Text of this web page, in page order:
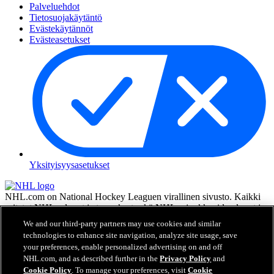
Palveluehdot
Tietosuojakäytäntö
Evästekäytännöt
Evästeasetukset
Yksityisyysasetukset
NHL.com on National Hockey Leaguen virallinen sivusto. Kaikki
esitetyt NHL:n logot ja tunnukset sekä NHL:n joukkueiden logot ja
tunnukset ovat NHL:n ja sen joukkueiden omaisuutta, eikä niitä saa
toisintaa ilman NHL Enterprises, L.P.:n hyväksyntää. © NHL 2026.
Kaikki oikeudet pidätetään. Kaikki NHL-joukkueiden pelaajien
nimillä ja numeroilla varustetut pelipaidat ovat virallisesti NHL:n ja
NHLPA:n lisenssin alla. Zambonin merkki ja Zamboni-jääkoneen
We and our third-party partners may use cookies and similar
technologies to enhance site navigation, analyze site usage, save
your preferences, enable personalized advertising on and off
NHL.com, and as described further in thePrivacy Policy and
Cookie Policy. To manage your preferences, visitCookie